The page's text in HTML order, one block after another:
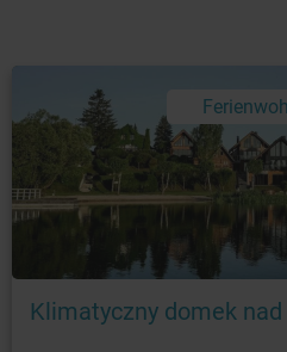
Klimatyczny domek